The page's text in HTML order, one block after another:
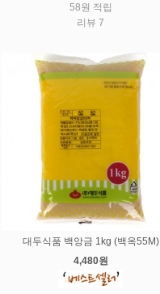
58원 적립
리뷰 7
대두식품 백앙금 1kg (백옥55M)
4,480원